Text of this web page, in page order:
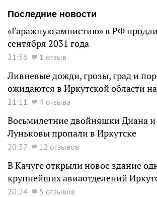
Последние новости
«Гаражную амнистию» в РФ
сентября 2031 года
21:56 1 отзыв
Ливневые дожди, грозы, град и
ожидаются в Иркутской области
21:11 4 отзыва
Восьмилетние двойняшки Диана
Луньковы пропали в Иркутске
20:37 12 отзывов
В Качуге открыли новое здание
крупнейших авиаотделений
20:24
5 отзывов